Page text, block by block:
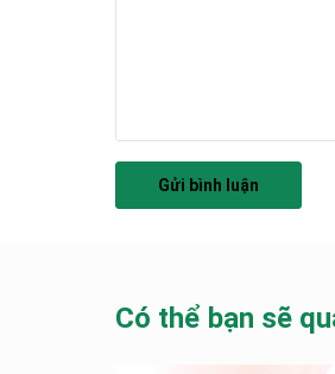
Gửi bình luận
Có thể bạn sẽ